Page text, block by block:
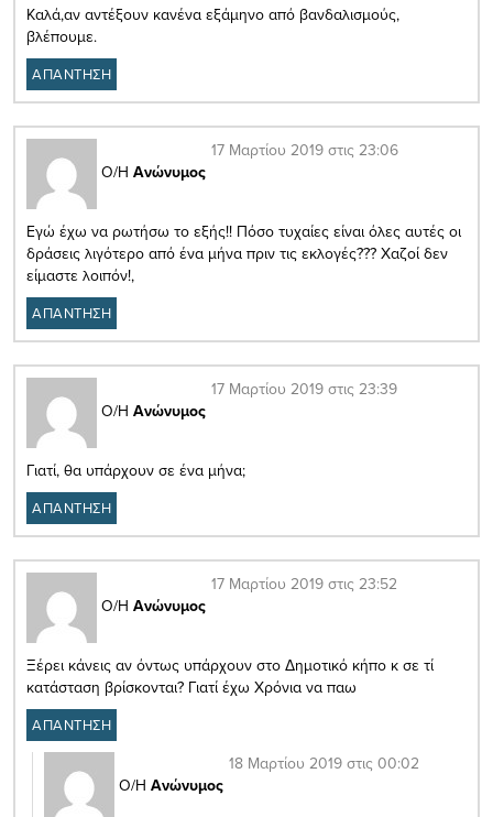
Καλά,αν αντέξουν κανένα εξάμηνο από βανδαλισμούς,
βλέπουμε.
ΑΠΑΝΤΗΣΗ
Ο/Η Ανώνυμος
17 Μαρτίου 2019 στις 23:06
Εγώ έχω να ρωτήσω το εξής!! Πόσο τυχαίες είναι όλες αυτές οι
δράσεις λιγότερο από ένα μήνα πριν τις εκλογές??? Χαζοί δεν
είμαστε λοιπόν!,
ΑΠΑΝΤΗΣΗ
Ο/Η Ανώνυμος
17 Μαρτίου 2019 στις 23:39
Γιατί, θα υπάρχουν σε ένα μήνα;
ΑΠΑΝΤΗΣΗ
Ο/Η Ανώνυμος
17 Μαρτίου 2019 στις 23:52
Ξέρει κάνεις αν όντως υπάρχουν στο Δημοτικό κήπο κ σε τί
κατάσταση βρίσκονται? Γιατί έχω Χρόνια να παω
ΑΠΑΝΤΗΣΗ
Ο/Η Ανώνυμος
18 Μαρτίου 2019 στις 00:02